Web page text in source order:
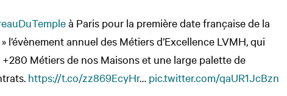
à Paris pour la première date française de la
l’évènement annuel des Métiers d’Excellence LVMH, qui
Métiers de nos Maisons et une large palette de
https://t.co/zz869EcyHr… pic.twitter.com/qaUR1JcBzn